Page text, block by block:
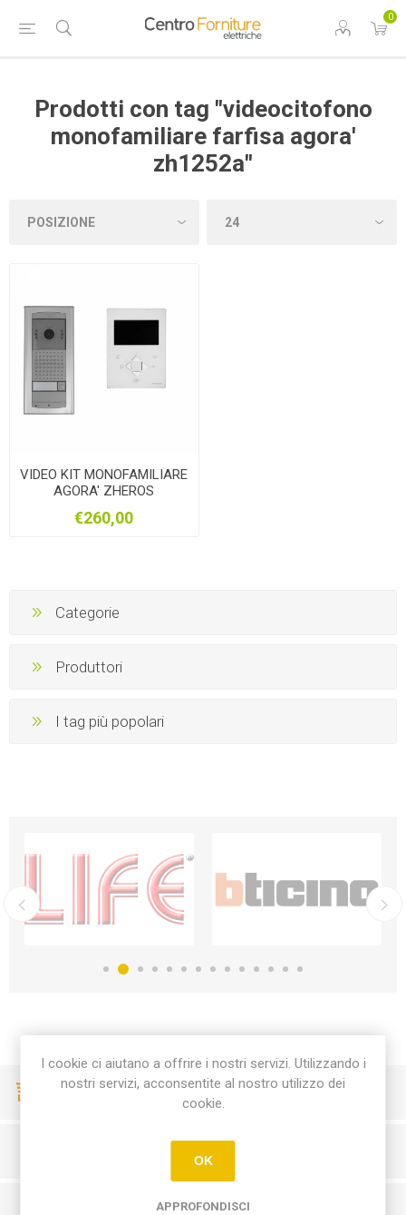
0
Prodotti con tag "videocitofono
monofamiliare farfisa agora'
zh1252a"
VIDEO KIT MONOFAMILIARE
AGORA' ZHEROS
€260,00
Categorie
Produttori
I tag più popolari
CONSEGNE VELOCI
SERVIZIO CLIENTI
I cookie ci aiutano a offrire i nostri servizi. Utilizzando i
nostri servizi, acconsentite al nostro utilizzo dei
cookie.
OK
APPROFONDISCI